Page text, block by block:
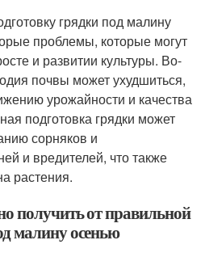
грядки под малину
проблемы, которые могут
и развитии культуры. Во-
почвы может ухудшиться,
урожайности и качества
подготовка грядки может
сорняков и
и вредителей, что также
растения.
получить от правильной
малину осенью